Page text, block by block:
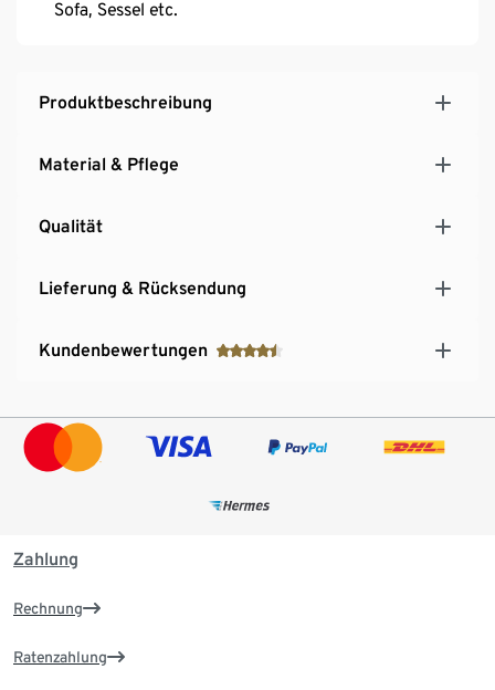
Sofa, Sessel etc.
Produktbeschreibung
Material & Pflege
Qualität
Lieferung & Rücksendung
Kundenbewertungen
Zahlung
Rechnung
Ratenzahlung